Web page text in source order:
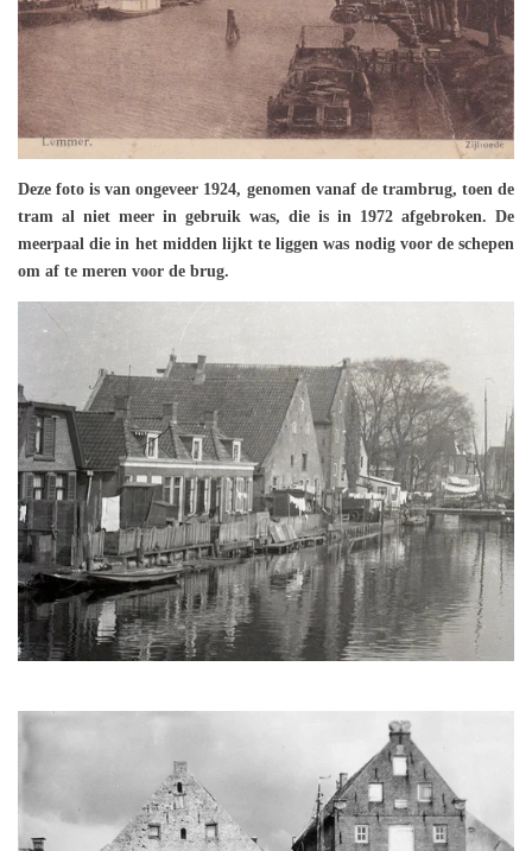
Deze foto is van ongeveer 1924, genomen vanaf de trambrug, toen de
tram al niet meer in gebruik was, die is in 1972 afgebroken. De
meerpaal die in het midden lijkt te liggen was nodig voor de schepen
om af te meren voor de brug.